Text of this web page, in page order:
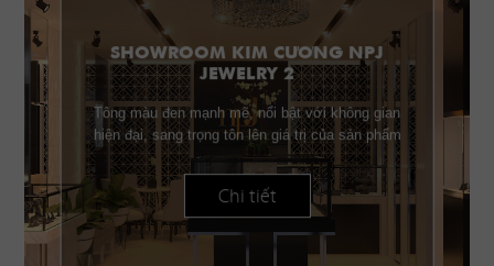
SHOWROOM KIM CƯƠNG NPJ
JEWELRY 2
Tông màu đen mạnh mẽ, nổi bật với không gian
hiện đại, sang trọng tôn lên giá trị của sản phẩm
Chi tiết